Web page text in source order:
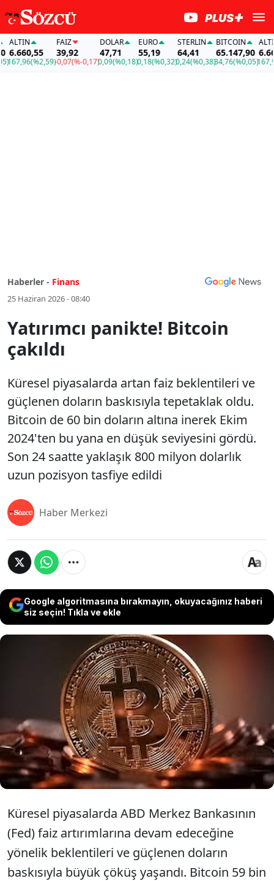
(%2,59)
FAİZ
39,92
-0,07(%-0,17)
DOLAR
47,71
0,09(%0,18)
EURO
55,19
0,18(%0,32)
STERLIN
64,41
0,24(%0,38)
BITCOIN
65.147,90
34,76(%0,05)
ALTIN
167,96
Haberler - Finans
25 Haziran 2026 - 08:40
Yatırımcı panikte! Bitcoin
çakıldı
Küresel piyasalarda artan faiz beklentileri ve
güçlenen doların baskısıyla tepetaklak oldu.
Bitcoin de 60 bin doların altına inerek Ekim
2024'ten bu yana en düşük seviyesini gördü.
Son 24 saatte yaklaşık 800 milyon dolarlık
uzun pozisyon tasfiye edildi
Haber Merkezi
Google algoritmasına bırakmayın, okuyacağınız haberi
siz seçin! Tıkla ve ekle
Küresel piyasalarda artan faiz beklentileri ve
güçlenen doların baskısıyla tepetaklak oldu.
Bitcoin de 60 bin doların altına inerek Ekim
2024'ten bu yana en düşük seviyesini gördü.
Son 24 saatte yaklaşık 800 milyon dolarlık uzun
pozisyon tasfiye edildi
Küresel piyasalarda ABD Merkez Bankasının
(Fed) faiz artırımlarına devam edeceğine
yönelik beklentileri ve güçlenen doların
baskısıyla büyük çöküş yaşandı. Bitcoin 59 bin